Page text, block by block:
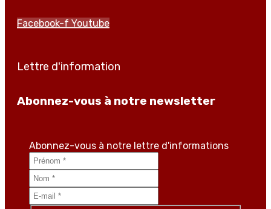
Facebook-f Youtube
Lettre d'information
Abonnez-vous à notre newsletter
Abonnez-vous à notre lettre d'informations